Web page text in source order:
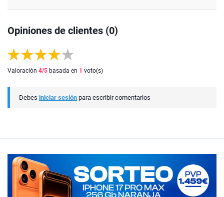
Opiniones de clientes (0)
Valoración 4/5 basada en 1 voto(s)
Debes iniciar sesión para escribir comentarios